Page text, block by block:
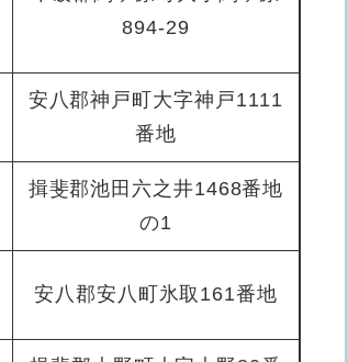
894-29
安八郡神戸町大字神戸1111
番地
揖斐郡池田六之井1468番地
の1
安八郡安八町氷取161番地